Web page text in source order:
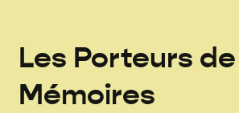
Les Porteurs de
Mémoires